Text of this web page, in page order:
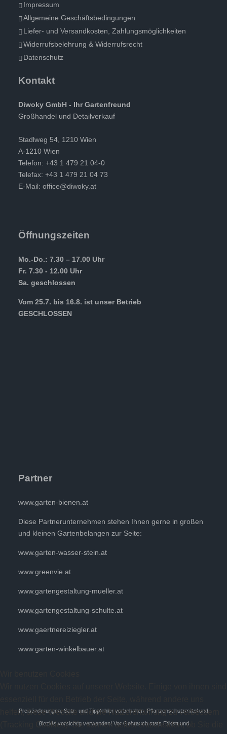
Impressum
Allgemeine Geschäftsbedingungen
Liefer- und Versandkosten, Zahlungsmöglichkeiten
Widerrufsbelehrung & Widerrufsrecht
Datenschutz
Kontakt
Diwoky GmbH - Ihr Gartenfreund
Großhandel und Detailverkauf
Stadlweg 54, 1210 Wien
A-1210 Wien
Telefon: +43 1 479 21 04-0
Telefax: +43 1 479 21 04 73
E-Mail: office@diwoky.at
Öffnungszeiten
Mo.-Do.: 7.30 – 17.00 Uhr
Fr. 7.30 - 12.00 Uhr
Sa. geschlossen
Vom 25.7. bis 16.8. ist unser Betrieb
GESCHLOSSEN
Partner
www.garten-bienen.at
Diese Partnerunternehmen stehen Ihnen gerne in großen
und kleinen Gartenbelangen zur Seite:
www.garten-wasser-stein.at
www.greenvie.at
www.gartengestaltung-mueller.at
www.gartengestaltung-schulte.at
www.gaertnereiziegler.at
www.garten-winkelbauer.at
Preisänderungen, Satz- und Tippfehler vorbehalten. Pflanzenschutzmittel und
Biozide vorsichtig verwenden! Vor Gebrauch stets Etikett und
helfen, diese Website und die Nutzererfahrung zu verbessern
(Tracking Cookies). Sie können selbst entscheiden, ob Sie die